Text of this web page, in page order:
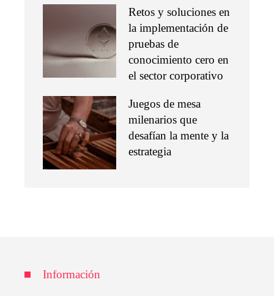
Retos y soluciones en
la implementación de
pruebas de
conocimiento cero en
el sector corporativo
Juegos de mesa
milenarios que
desafían la mente y la
estrategia
Información